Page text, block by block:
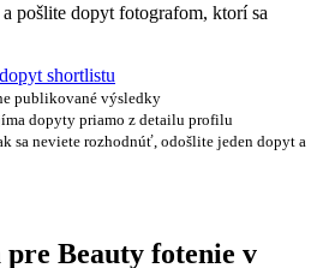
pošlite dopyt fotografom, ktorí sa
shortlistu
publikované výsledky
dopyty priamo z detailu profilu
sa neviete rozhodnúť, odošlite jeden dopyt a
Beauty fotenie v